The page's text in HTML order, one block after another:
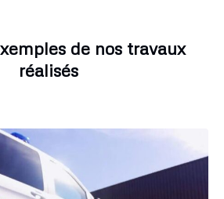
de nos travaux
réalisés